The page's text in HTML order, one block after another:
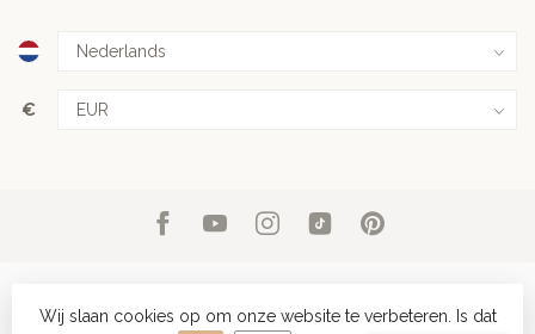
€
© Copyright 2026 PuurSpirits.nl- Powered byLightspeed-
Wij slaan cookies op om onze website te verbeteren. Is dat